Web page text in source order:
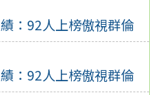
：92人上榜傲視群倫
：92人上榜傲視群倫